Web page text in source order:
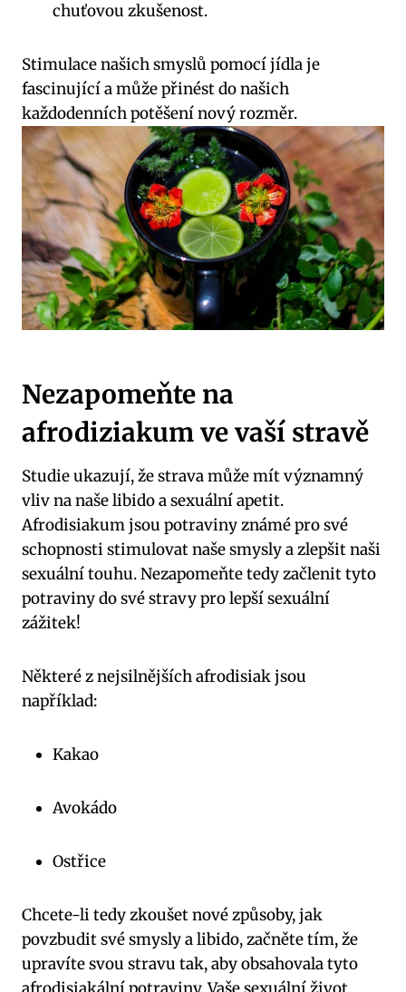
chuťovou zkušenost.
Stimulace našich smyslů pomocí jídla je
fascinující a může přinést do našich
každodenních potěšení nový rozměr.
Nezapomeňte na
afrodiziakum ve vaší stravě
Studie ukazují, že strava může mít významný
vliv na naše libido a sexuální apetit.
Afrodisiakum jsou potraviny známé pro své
schopnosti stimulovat naše smysly a zlepšit naši
sexuální touhu. Nezapomeňte tedy začlenit tyto
potraviny do své stravy pro lepší sexuální
zážitek!
Některé z nejsilnějších afrodisiak jsou
například:
Kakao
Avokádo
Ostřice
Chcete-li tedy zkoušet nové způsoby, jak
povzbudit své smysly a libido, začněte tím, že
upravíte svou stravu tak, aby obsahovala tyto